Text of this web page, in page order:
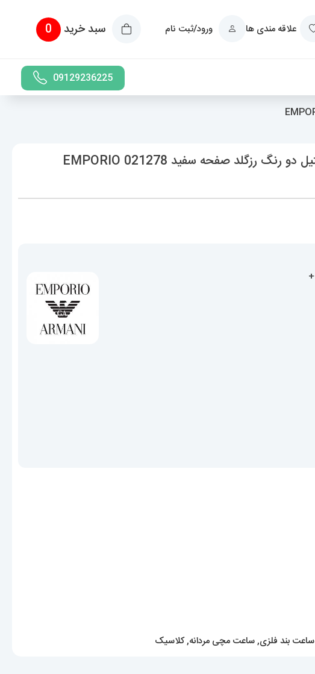
علاقه مندی ها ورود/ثبت نام سبد خرید 0
09129236225
ساعت امپریو ارمانی مردانه استیل دو رنگ رزگلد صفحه سفید 021278 EMPORIO
ساعت بند فلزی,ساعت مچی مردانه,کلاسیک